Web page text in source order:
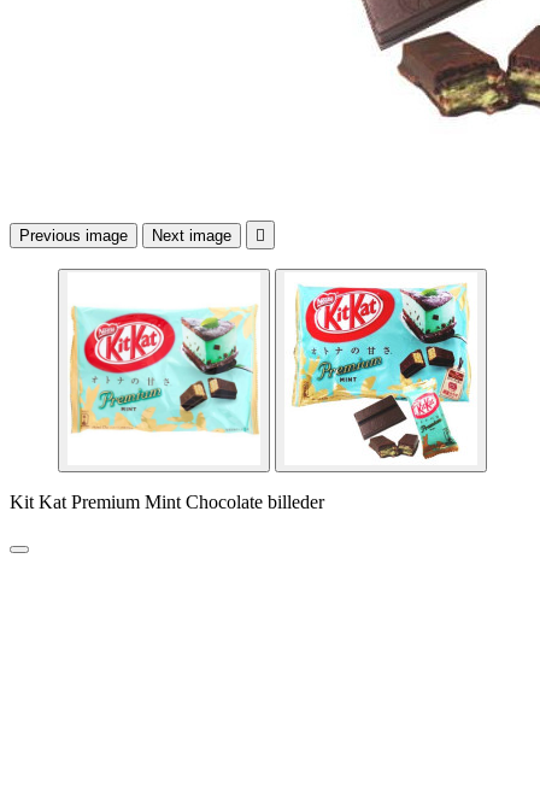
Previous image Next image 
Kit Kat Premium Mint Chocolate billeder